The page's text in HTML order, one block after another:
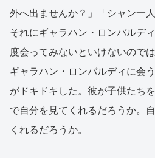
外へ出ませんか？」「シャン一
それにギャラハン・ロンバルデ
度会ってみないといけないので
ギャラハン・ロンバルディに会
がドキドキした。彼が子供たち
で自分を見てくれるだろうか。
くれるだろうか。